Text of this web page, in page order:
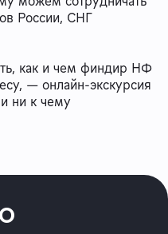
России, СНГ
как и чем финдир НФ
— онлайн-экскурсия
ни к чему